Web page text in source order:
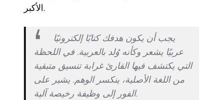
الأكبر.
يجب أن يكون هدفك كتابًا إلكترونيًا
عربيًا يشعر وكأنه وُلد بالعربية. في اللحظة
التي يكتشف فيها القارئ غرابة تنسيق متبقية
من اللغة الأصلية، ينكسر الوهم. يشير على
الفور إلى وظيفة رخيصة آلية.